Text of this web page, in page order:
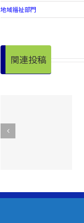
地域福祉部門
関連投稿